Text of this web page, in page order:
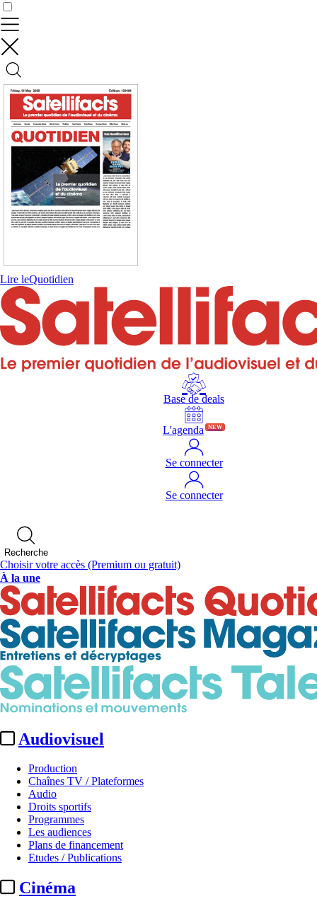
Lire leQuotidien
Base de deals
L'agenda NEW
Se connecter
Se connecter
Recherche
Choisir votre accès (Premium ou gratuit)
À la une
Audiovisuel
Production
Chaînes TV / Plateformes
Audio
Droits sportifs
Programmes
Les audiences
Plans de financement
Etudes / Publications
Cinéma
Contrôler vos données